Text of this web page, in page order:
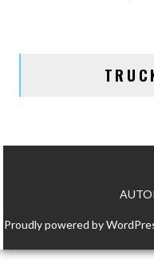
Proudly powered by